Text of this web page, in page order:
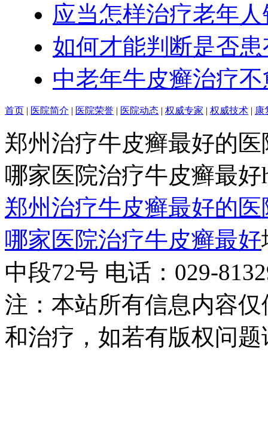
应当怎样治疗老年
如何才能判断是否
中老年牛皮癣治疗
首页 | 医院简介 | 医院荣誉 | 医院动态 | 权威专家 | 权威技术 | 康
郑州治疗牛皮癣最好的
哪家医院治疗牛皮癣最好
郑州治疗牛皮癣最好的
哪家医院治疗牛皮癣最好
中段72号 电话：029-
注：本站所有信息内容
和治疗，如若有版权问